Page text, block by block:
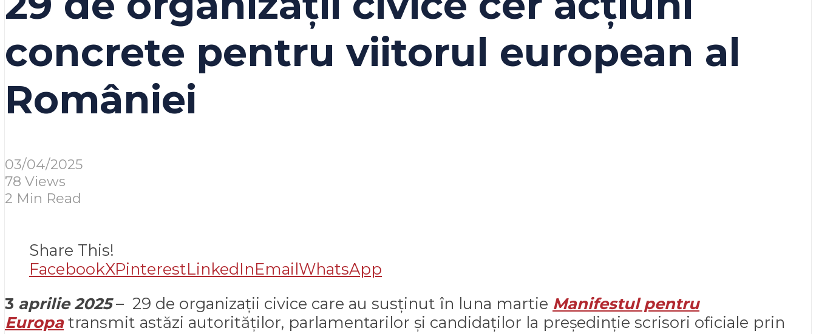
concrete pentru viitorul european al
României
03/04/2025
78 Views
2 Min Read
Share This!
FacebookXPinterestLinkedInEmailWhatsApp
3 aprilie 2025– 29 de organizații civice care au susținut în luna martie Manifestul pentru
Europatransmit astăzi autorităților, parlamentarilor și candidaților la președinție scrisori oficiale prin